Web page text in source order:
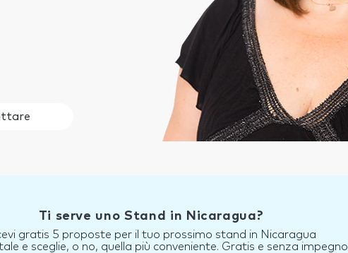
Ti serve uno Stand in Nicaragua?
gratis 5 proposte per il tuo prossimo stand in Nicaragua
e sceglie, o no, quella più conveniente. Gratis e senza impegno